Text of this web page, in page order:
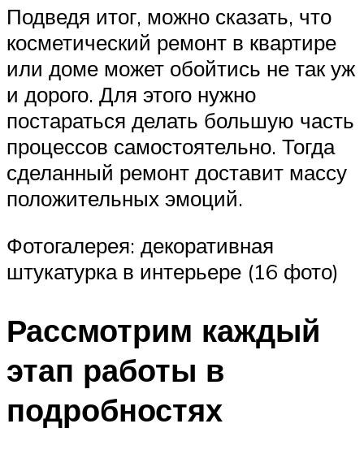
Подведя итог, можно сказать, что
косметический ремонт в квартире
или доме может обойтись не так уж
и дорого. Для этого нужно
постараться делать большую часть
процессов самостоятельно. Тогда
сделанный ремонт доставит массу
положительных эмоций.
Фотогалерея: декоративная
штукатурка в интерьере (16 фото)
Рассмотрим каждый
этап работы в
подробностях